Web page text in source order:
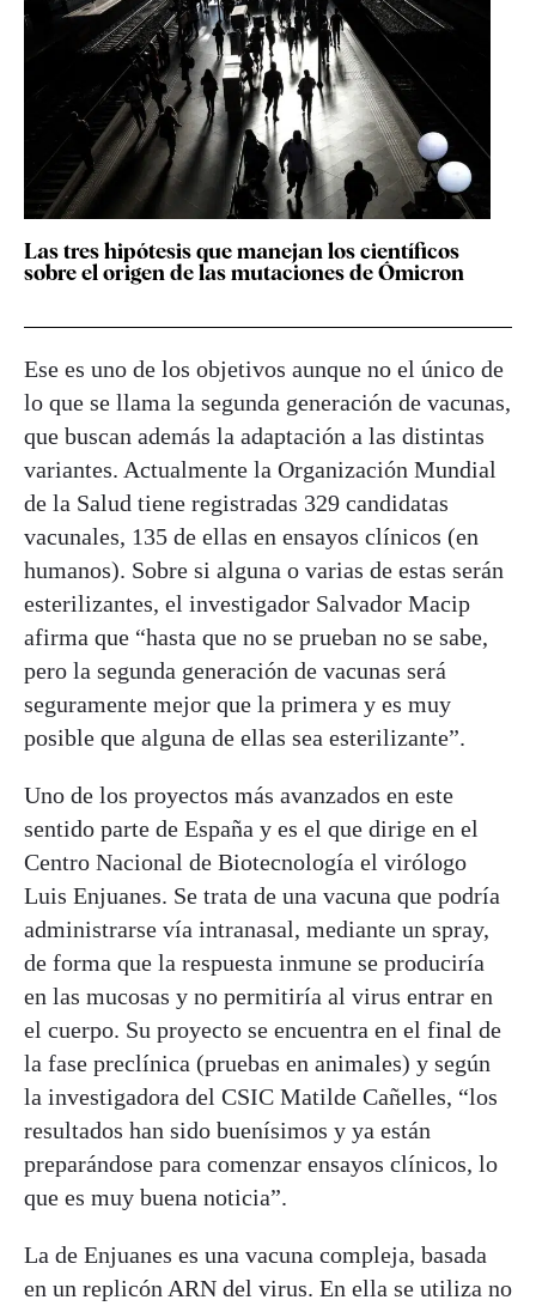
Las tres hipótesis que manejan los científicos
sobre el origen de las mutaciones de Ómicron
Ese es uno de los objetivos aunque no el único de
lo que se llama la segunda generación de vacunas,
que buscan además la adaptación a las distintas
variantes. Actualmente la Organización Mundial
de la Salud tiene registradas 329 candidatas
vacunales, 135 de ellas en ensayos clínicos (en
humanos). Sobre si alguna o varias de estas serán
esterilizantes, el investigador Salvador Macip
afirma que “hasta que no se prueban no se sabe,
pero la segunda generación de vacunas será
seguramente mejor que la primera y es muy
posible que alguna de ellas sea esterilizante”.
Uno de los proyectos más avanzados en este
sentido parte de España y es el que dirige en el
Centro Nacional de Biotecnología el virólogo
Luis Enjuanes. Se trata de una vacuna que podría
administrarse vía intranasal, mediante un spray,
de forma que la respuesta inmune se produciría
en las mucosas y no permitiría al virus entrar en
el cuerpo. Su proyecto se encuentra en el final de
la fase preclínica (pruebas en animales) y según
la investigadora del CSIC Matilde Cañelles, “los
resultados han sido buenísimos y ya están
preparándose para comenzar ensayos clínicos, lo
que es muy buena noticia”.
La de Enjuanes es una vacuna compleja, basada
en un replicón ARN del virus. En ella se utiliza no